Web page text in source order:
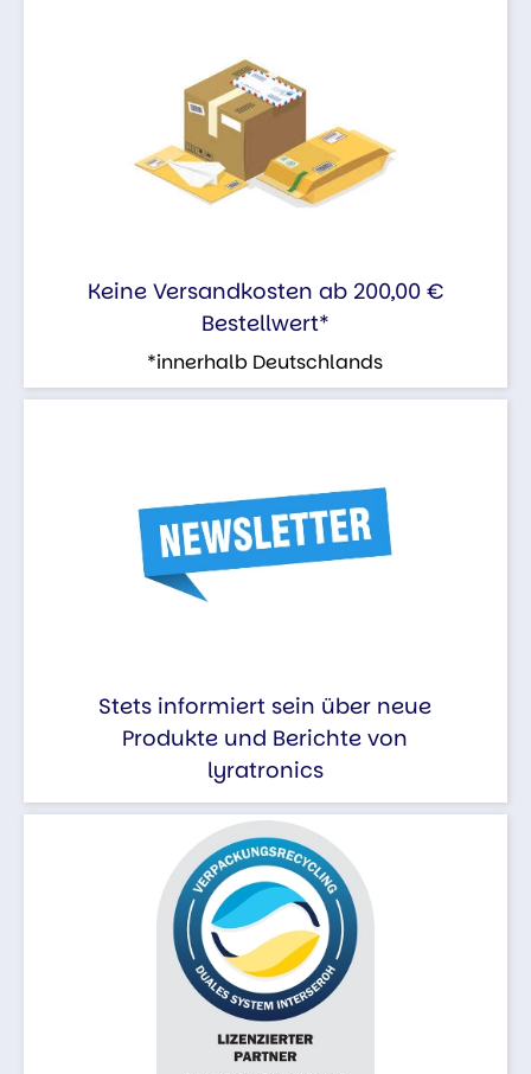
Keine Versandkosten ab 200,00 €
Bestellwert*
*innerhalb Deutschlands
Stets informiert sein über neue
Produkte und Berichte von
lyratronics